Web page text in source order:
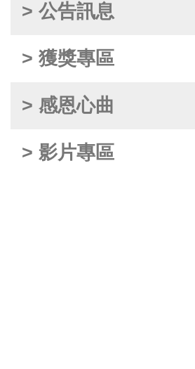
> 公告訊息
> 獲獎專區
> 感恩心曲
> 影片專區